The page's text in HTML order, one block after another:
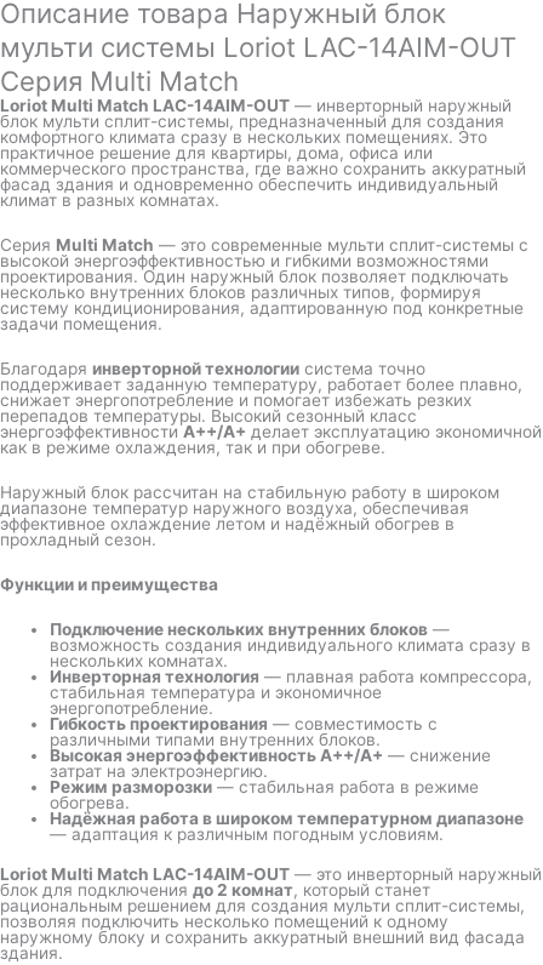
Описание товара Наружный блок
мульти системы Loriot LAC-14AIM-OUT
Серия Multi Match
Loriot Multi Match LAC-14AIM-OUT — инверторный наружный
блок мульти сплит-системы, предназначенный для создания
комфортного климата сразу в нескольких помещениях. Это
практичное решение для квартиры, дома, офиса или
коммерческого пространства, где важно сохранить аккуратный
фасад здания и одновременно обеспечить индивидуальный
климат в разных комнатах.
Серия Multi Match — это современные мульти сплит-системы с
высокой энергоэффективностью и гибкими возможностями
проектирования. Один наружный блок позволяет подключать
несколько внутренних блоков различных типов, формируя
систему кондиционирования, адаптированную под конкретные
задачи помещения.
Благодаря инверторной технологии система точно
поддерживает заданную температуру, работает более плавно,
снижает энергопотребление и помогает избежать резких
перепадов температуры. Высокий сезонный класс
энергоэффективностиA++/A+ делает эксплуатацию экономичной
как в режиме охлаждения, так и при обогреве.
Наружный блок рассчитан на стабильную работу в широком
диапазоне температур наружного воздуха, обеспечивая
эффективное охлаждение летом и надёжный обогрев в
прохладный сезон.
Функции и преимущества
Подключение нескольких внутренних блоков —
возможность создания индивидуального климата сразу в
нескольких комнатах.
Инверторная технология — плавная работа компрессора,
стабильная температура и экономичное
энергопотребление.
Гибкость проектирования — совместимость с
различными типами внутренних блоков.
Высокая энергоэффективность A++/A+ — снижение
затрат на электроэнергию.
Режим разморозки — стабильная работа в режиме
обогрева.
Надёжная работа в широком температурном диапазоне
— адаптация к различным погодным условиям.
Loriot Multi Match LAC-14AIM-OUT — это инверторный наружный
блок для подключения до 2 комнат, который станет
рациональным решением для создания мульти сплит-системы,
позволяя подключить несколько помещений к одному
наружному блоку и сохранить аккуратный внешний вид фасада
здания.